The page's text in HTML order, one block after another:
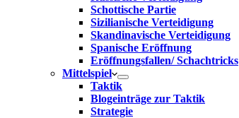
Schottische Partie
Sizilianische Verteidigung
Skandinavische Verteidigung
Spanische Eröffnung
Eröffnungsfallen/ Schachtricks
Mittelspiel
Taktik
Blogeinträge zur Taktik
Strategie